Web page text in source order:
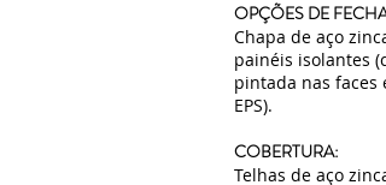
OPÇÕES DE
Chapa de aço
painéis isolantes
pintada nas faces
EPS).
COBERTURA:
Telhas de aço